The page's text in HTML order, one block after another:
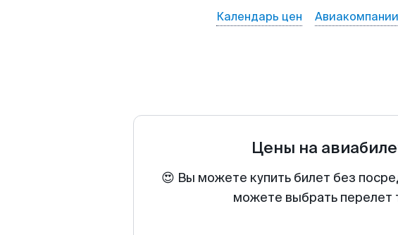
Календарь цен Авиакомпании
Цены на
😍 Вы можете купить билет без
можете выбрать перелет